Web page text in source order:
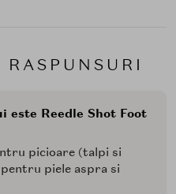
este Reedle Shot Foot
picioare (talpi si
piele aspra si